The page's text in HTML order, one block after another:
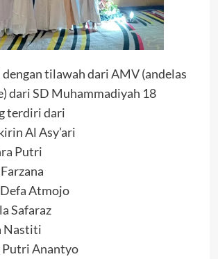
tilawah dari AMV (andelas
dari SD Muhammadiyah 18
terdiri dari
Al Asy’ari
Putri
Atmojo
Safaraz
Nastiti
Putri Anantyo